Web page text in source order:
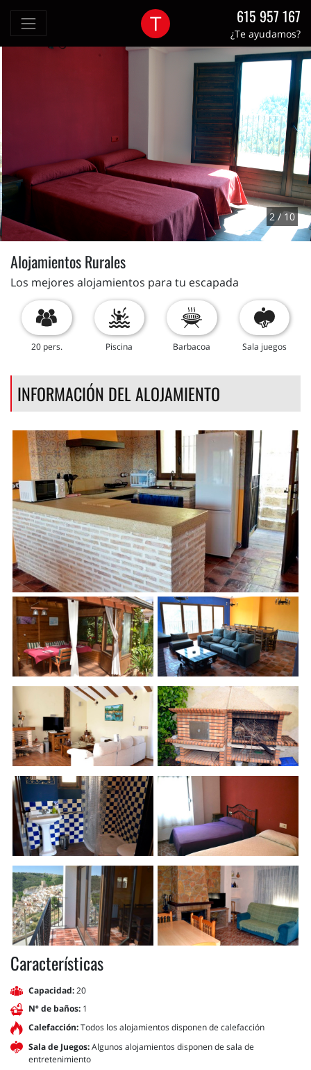
615 957 167
¿Te ayudamos?
2 / 10
Alojamientos Rurales
Los mejores alojamientos para tu escapada
20 pers. Piscina Barbacoa Sala juegos
INFORMACIÓN DEL ALOJAMIENTO
Características
Capacidad:20
Nº de baños: 1
Calefacción:Todos los alojamientos disponen de calefacción
Sala de Juegos:Algunos alojamientos disponen de sala de
entretenimiento